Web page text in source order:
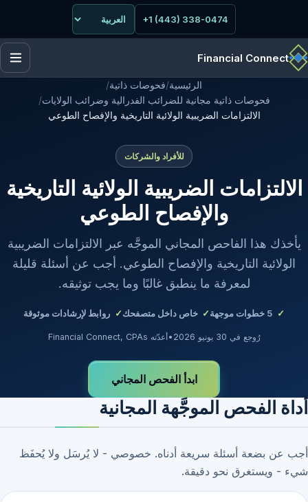
+1 (443) 338-0474
Financial Connect
الرئيسية/فحوصات ذاتية/
فحوصات ذاتية مجانية للضرائب الفدرالية وضرائب الولايات/
الالتزامات الضريبية الولائية التاريخية والإفصاح الطوعي
للأفراد والشركات
الالتزامات الضريبية الولائية التاريخية
والإفصاح الطوعي
يأخذك هذا الفاحص المجاني الموجَّه عبر الالتزامات الضريبية
الولائية التاريخية والإفصاح الطوعي. أجب عن أسئلة قليلة
لمعرفة ما ينطبق غالبًا وما يجب توثيقه.
5 خطوات موجهة خاص داخل متصفحك روابط لإرشادات موثوقة
رُوجع في 30 يونيو 2026 •أعدّته Financial Connect, CPAs
ابدأ الفحص المجاني
أداة الفحص الموجَّهة المجانية
أجب عن بضعة أسئلة سريعة أدناه. خصوصي - لا يُرسَل ولا يُحفَظ
شيء - ويستغرق نحو دقيقة.